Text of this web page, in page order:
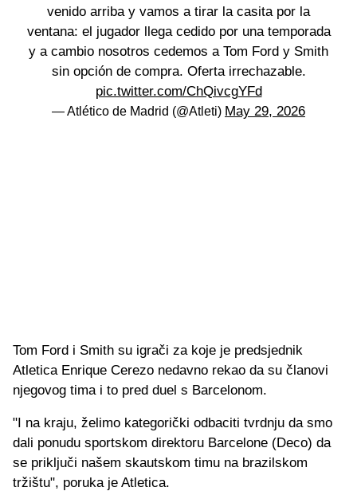
venido arriba y vamos a tirar la casita por la
ventana: el jugador llega cedido por una temporada
y a cambio nosotros cedemos a Tom Ford y Smith
sin opción de compra. Oferta irrechazable.
pic.twitter.com/ChQivcgYFd
— Atlético de Madrid (@Atleti) May 29, 2026
Tom Ford i Smith su igrači za koje je predsjednik
Atletica Enrique Cerezo nedavno rekao da su članovi
njegovog tima i to pred duel s Barcelonom.
"I na kraju, želimo kategorički odbaciti tvrdnju da smo
dali ponudu sportskom direktoru Barcelone (Deco) da
se priključi našem skautskom timu na brazilskom
tržištu", poruka je Atletica.